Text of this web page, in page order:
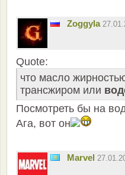
Zoggyla
Quote:
что масло
трансжиром или
Посмотреть бы на
Ага, вот он
Marvel